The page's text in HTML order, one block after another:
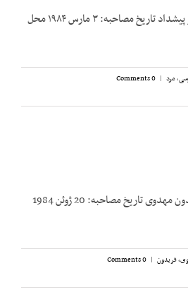
روایت‌کننده: آقای دکتر امیر پیشداد تاریخ مصاحبه: ۳ مارس ۱۹۸۴ محل
,مرد |
0 Comments
روایت‌کننده: آقای دکتر فریدون مهدوی تاریخ مصاحبه: 20 ژوئن 1984
فریدون |
0 Comments